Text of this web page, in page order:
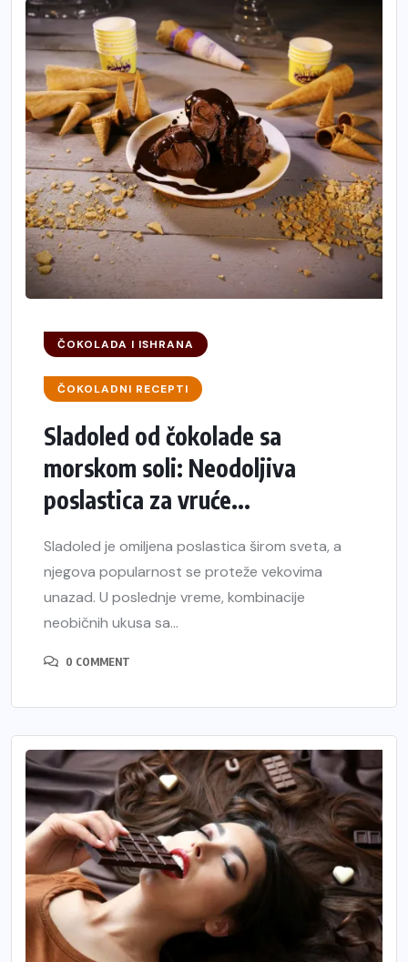
ČOKOLADA I ISHRANA
ČOKOLADNI RECEPTI
Sladoled od čokolade sa
morskom soli: Neodoljiva
poslastica za vruće...
Sladoled je omiljena poslastica širom sveta, a
njegova popularnost se proteže vekovima
unazad. U poslednje vreme, kombinacije
neobičnih ukusa sa...
0 COMMENT